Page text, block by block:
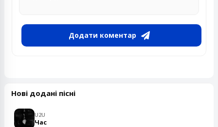
Додати коментар
Нові додані пісні
U2U
Час